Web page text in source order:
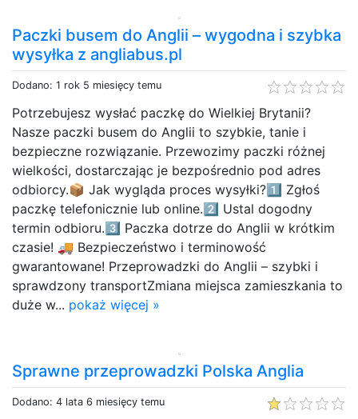
Paczki busem do Anglii – wygodna i szybka
wysyłka z angliabus.pl
Dodano: 1 rok 5 miesięcy temu
Potrzebujesz wysłać paczkę do Wielkiej Brytanii?
Nasze paczki busem do Anglii to szybkie, tanie i
bezpieczne rozwiązanie. Przewozimy paczki różnej
wielkości, dostarczając je bezpośrednio pod adres
odbiorcy.📦 Jak wygląda proces wysyłki?1️⃣ Zgłoś
paczkę telefonicznie lub online.2️⃣ Ustal dogodny
termin odbioru.3️⃣ Paczka dotrze do Anglii w krótkim
czasie! 🚚 Bezpieczeństwo i terminowość
gwarantowane! Przeprowadzki do Anglii – szybki i
sprawdzony transportZmiana miejsca zamieszkania to
duże w... pokaż więcej »
Sprawne przeprowadzki Polska Anglia
Dodano: 4 lata 6 miesięcy temu